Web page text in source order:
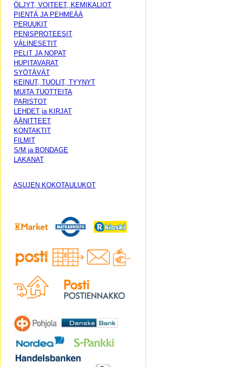
ÖLJYT, VOITEET, KEMIKALIOT
PIENTÄ JA PEHMEÄÄ
PERUUKIT
PENISPROTEESIT
VÄLINESETIT
PELIT JA NOPAT
HUPITAVARAT
SYÖTÄVÄT
KEINUT, TUOLIT, TYYNYT
MUITA TUOTTEITA
PARISTOT
LEHDET ja KIRJAT
ÄÄNITTEET
KONTAKTIT
FILMIT
S/M ja BONDAGE
LAKANAT
ASUJEN KOKOTAULUKOT